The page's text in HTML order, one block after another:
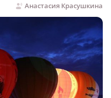
Анастасия Красушкина